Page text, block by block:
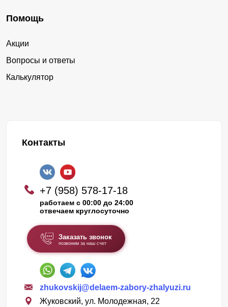
Помощь
Акции
Вопросы и ответы
Калькулятор
Контакты
+7 (958) 578-17-18
работаем с 00:00 до 24:00
отвечаем круглосуточно
Заказать звонок
позвоним за наш счет
zhukovskij@delaem-zabory-zhalyuzi.ru
Жуковский, ул. Молодежная, 22